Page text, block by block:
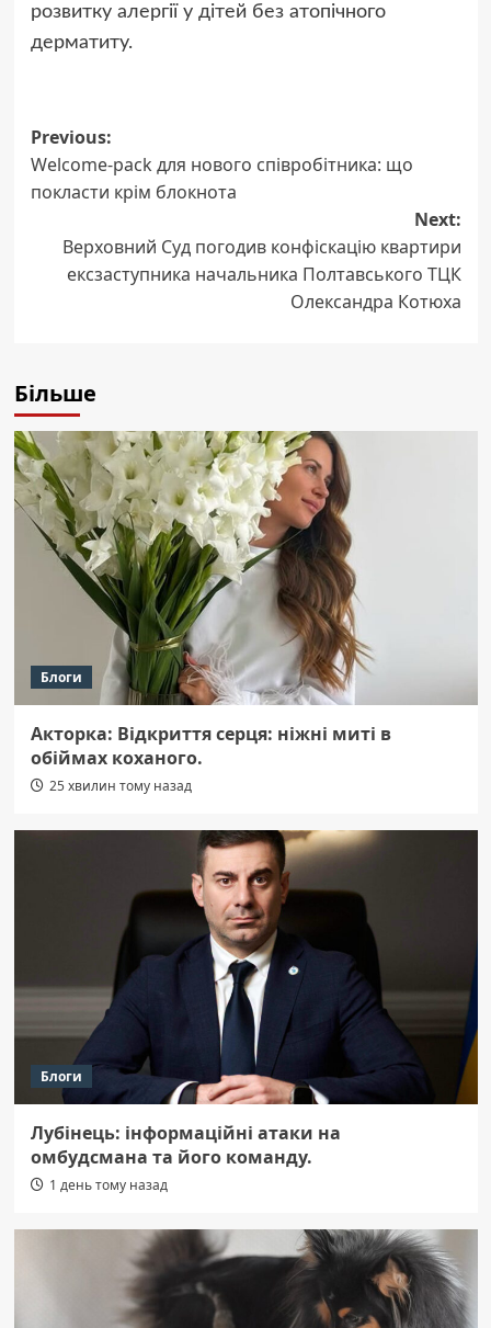
розвитку алергії у дітей без атопічного
дерматиту.
Post
navigation
Previous:
Welcome-pack для нового співробітника: що
покласти крім блокнота
Next:
Верховний Суд погодив конфіскацію квартири
ексзаступника начальника Полтавського ТЦК
Олександра Котюха
Більше
Блоги
Акторка: Відкриття серця: ніжні миті в
обіймах коханого.
25 хвилин тому назад
Блоги
Лубінець: інформаційні атаки на
омбудсмана та його команду.
1 день тому назад